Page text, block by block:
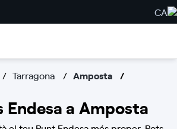
CA
Tarragona Amposta
a Amposta